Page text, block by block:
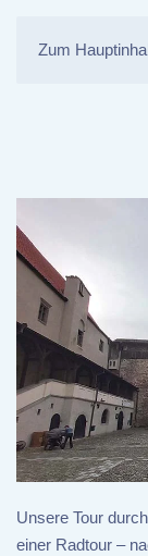
Zum
Unsere Tour
einer Radtour –